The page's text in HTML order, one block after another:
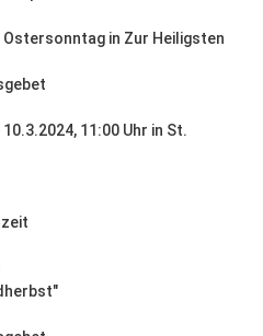
in Zur Heiligsten
11:00 Uhr in St.